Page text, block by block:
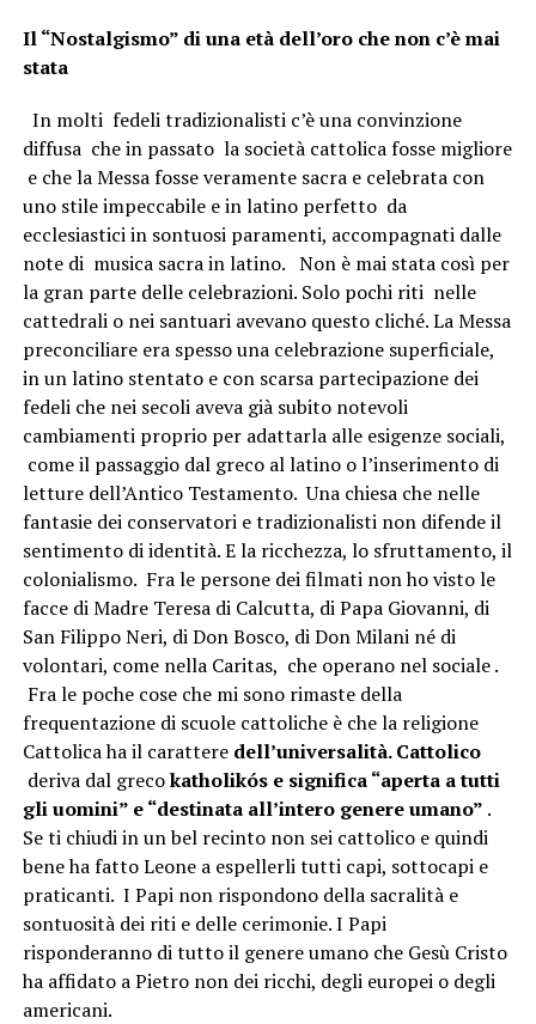
Il “Nostalgismo” di una età dell’oro che non c’è mai
stata
In molti fedeli tradizionalisti c’è una convinzione
diffusa che in passato la società cattolica fosse migliore
e che la Messa fosse veramente sacra e celebrata con
uno stile impeccabile e in latino perfetto da
ecclesiastici in sontuosi paramenti, accompagnati dalle
note di musica sacra in latino. Non è mai stata così per
la gran parte delle celebrazioni. Solo pochi riti nelle
cattedrali o nei santuari avevano questo cliché. La Messa
preconciliare era spesso una celebrazione superficiale,
in un latino stentato e con scarsa partecipazione dei
fedeli che nei secoli aveva già subito notevoli
cambiamenti proprio per adattarla alle esigenze sociali,
come il passaggio dal greco al latino o l’inserimento di
letture dell’Antico Testamento. Una chiesa che nelle
fantasie dei conservatori e tradizionalisti non difende il
sentimento di identità. E la ricchezza, lo sfruttamento, il
colonialismo. Fra le persone dei filmati non ho visto le
facce di Madre Teresa di Calcutta, di Papa Giovanni, di
San Filippo Neri, di Don Bosco, di Don Milani né di
volontari, come nella Caritas, che operano nel sociale .
Fra le poche cose che mi sono rimaste della
frequentazione di scuole cattoliche è che la religione
Cattolica ha il carattere dell’universalità. Cattolico
deriva dal grecokatholikós e significa “aperta a tutti
gli uomini” e “destinata all’intero genere umano” .
Se ti chiudi in un bel recinto non sei cattolico e quindi
bene ha fatto Leone a espellerli tutti capi, sottocapi e
praticanti. I Papi non rispondono della sacralità e
sontuosità dei riti e delle cerimonie. I Papi
risponderanno di tutto il genere umano che Gesù Cristo
ha affidato a Pietro non dei ricchi, degli europei o degli
americani.